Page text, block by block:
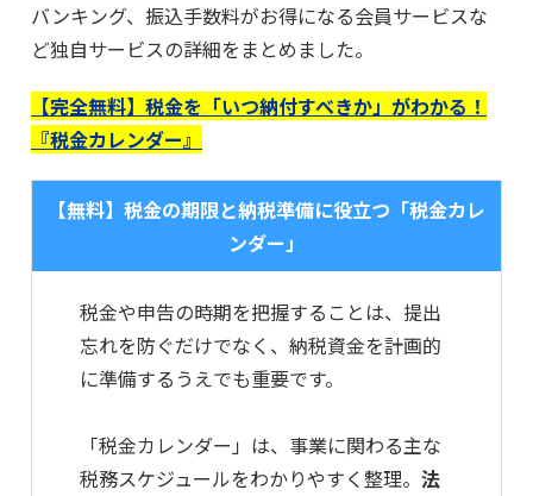
バンキング、振込手数料がお得になる会員サービスな
ど独自サービスの詳細をまとめました。
【完全無料】税金を「いつ納付すべきか」がわかる！
『税金カレンダー』
【無料】税金の期限と納税準備に役立つ「税金カレ
ンダー」
税金や申告の時期を把握することは、提出
忘れを防ぐだけでなく、納税資金を計画的
に準備するうえでも重要です。
「税金カレンダー」は、事業に関わる主な
税務スケジュールをわかりやすく整理。 法